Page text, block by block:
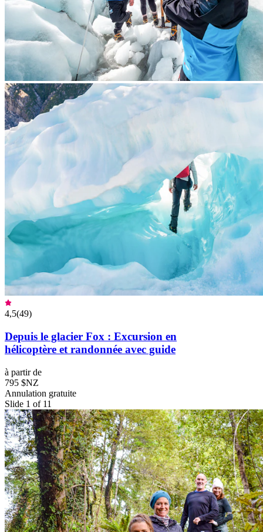
4,5(49)
Depuis le glacier Fox : Excursion en
hélicoptère et randonnée avec guide
à partir de
795 $NZ
Annulation gratuite
Slide 1 of 11